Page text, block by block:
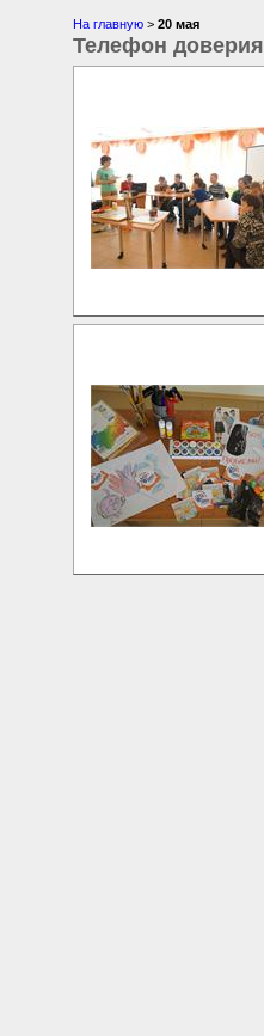
На главную > 20 мая
Телефон доверия